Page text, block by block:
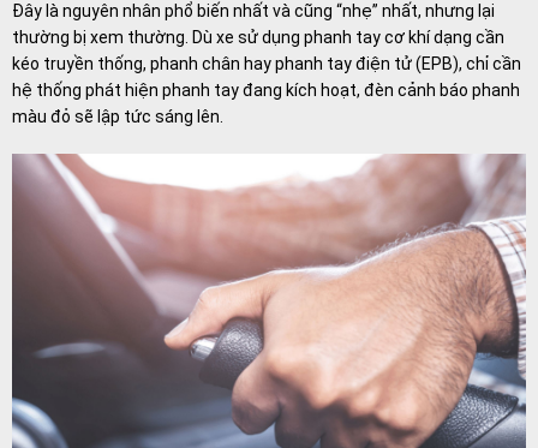
Đây là nguyên nhân phổ biến nhất và cũng “nhẹ” nhất, nhưng lại
thường bị xem thường. Dù xe sử dụng phanh tay cơ khí dạng cần
kéo truyền thống, phanh chân hay phanh tay điện tử (EPB), chỉ cần
hệ thống phát hiện phanh tay đang kích hoạt, đèn cảnh báo phanh
màu đỏ sẽ lập tức sáng lên.